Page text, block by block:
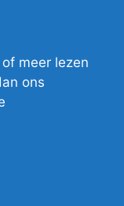
meer lezen
ons